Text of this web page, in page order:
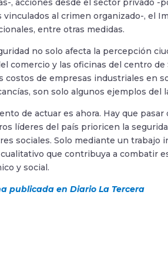
, acciones desde el sector privado -
vinculados al crimen organizado-, el
entre otras medidas.
no solo afecta la percepción
comercio y las oficinas del centro
costos de empresas industriales en
son solo algunos ejemplos
de actuar es ahora. Hay que
líderes del país prioricen la
sociales. Solo mediante un
que contribuya a combatir
y social.
publicada en Diario La Tercera